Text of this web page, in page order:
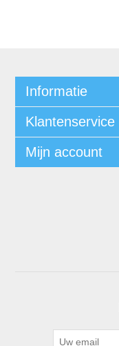
Informatie
Klantenservice
Mijn account